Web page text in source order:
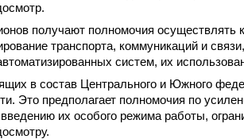
получают полномочия осуществлять
транспорта, коммуникаций и
систем, их
в состав Центрального и Южного
Это предполагает полномочия по
их особого режима работы,